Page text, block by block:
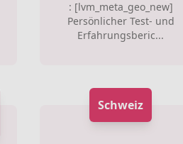
: [lvm_meta_geo_new]
Persönlicher Test- und
Erfahrungsberic...
Schweiz